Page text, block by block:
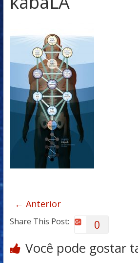
← Anterior
Share This Post: 0
Você pode gostar